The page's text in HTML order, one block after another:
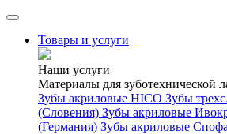
Товары и услуги
Наши услуги
Материалы для зуботехнической
Зубы акриловые HICO Зубы
(Словения) Зубы акриловые
(Германия) Зубы акриловые